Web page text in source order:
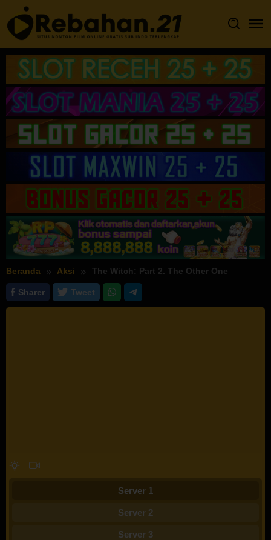
Loncat
ke
konten
Beranda Aksi The Witch: Part 2. The Other One
Sharer Tweet
Server 1
Server 2
Server 3